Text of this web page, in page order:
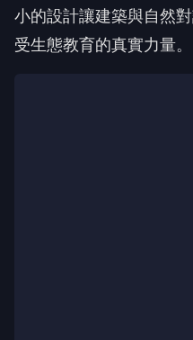
小的設計讓建築與自然
受生態教育的真實力量。